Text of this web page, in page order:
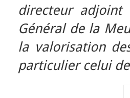
directeur
Général de la
la valorisation
particulier celui